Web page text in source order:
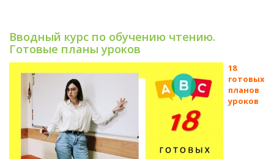
Вводный курс по обучению чтению.
Готовые планы уроков
18
готовых
планов
уроков